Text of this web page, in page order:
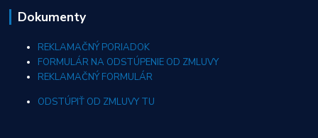
Dokumenty
REKLAMAČNÝ PORIADOK
FORMULÁR NA ODSTÚPENIE OD ZMLUVY
REKLAMAČNÝ FORMULÁR
ODSTÚPIŤ OD ZMLUVY TU